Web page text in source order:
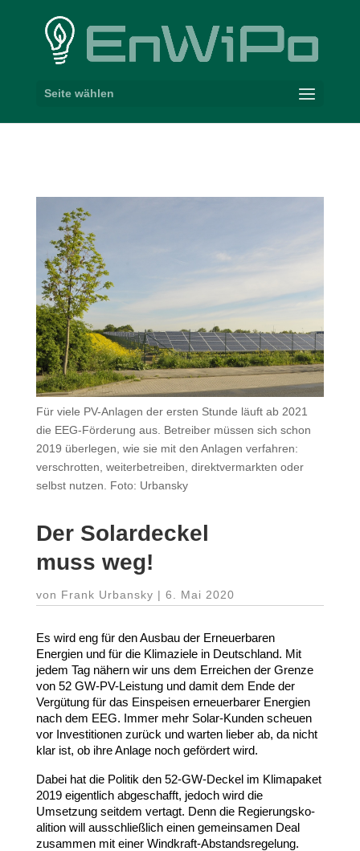
Seite wählen
Für viele PV-Anlagen der ersten Stunde läuft ab 2021
die EEG-Förderung aus. Betreiber müssen sich schon
2019 überlegen, wie sie mit den Anlagen verfahren:
verschrotten, weiterbetreiben, direktvermarkten oder
selbst nutzen. Foto: Urbansky
Der Solar­deckel
muss weg!
von Frank Urbansky | 6. Mai 2020
Es wird eng für den Ausbau der Erneu­er­baren
Energien und für die Klima­ziele in Deutschland. Mit
jedem Tag nähern wir uns dem Erreichen der Grenze
von 52GW-​PV-​Leistung und damit dem Ende der
Vergütung für das Einspeisen erneu­er­barer Energien
nach dem EEG. Immer mehr Solar-​Kunden scheuen
vor Inves­ti­tionen zurück und warten lieber ab, da nicht
klar ist, ob ihre Anlage noch gefördert wird.
Dabei hat die Politik den 52-​GW-​Deckel im Klima­paket
2019eigentlich abge­schafft, jedoch wird die
Umsetzung seitdem vertagt. Denn die Regie­rungs­ko­
alition will ausschließlich einen gemein­samen Deal
zusammen mit einer Windkraft-​Abstandsregelung.